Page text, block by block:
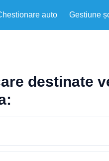
auto Gestiune
destinate